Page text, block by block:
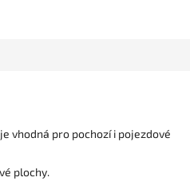
vhodná pro pochozí i pojezdové
plochy.